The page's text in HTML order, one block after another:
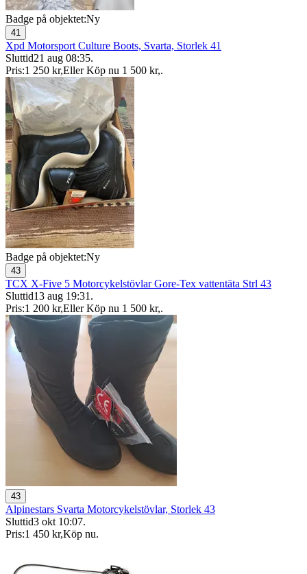
Badge på objektet:Ny
41
Xpd Motorsport Culture Boots, Svarta, Storlek 41
Sluttid21 aug 08:35.
Pris:1 250 kr,Eller Köp nu 1 500 kr,.
Badge på objektet:Ny
43
TCX X-Five 5 Motorcykelstövlar Gore-Tex vattentäta Strl 43
Sluttid13 aug 19:31 .
Pris:1 200 kr,Eller Köp nu 1 500 kr,.
43
Alpinestars Svarta Motorcykelstövlar, Storlek 43
Sluttid3 okt 10:07.
Pris:1 450 kr,Köp nu.